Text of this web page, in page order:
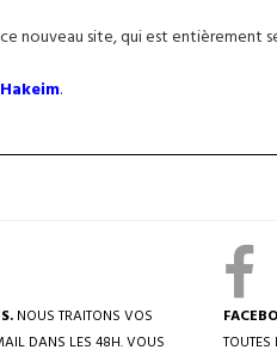
nouveau site, qui est entièrement
.
NOUS TRAITONS VOS
DANS LES 48H. VOUS
TOUTES